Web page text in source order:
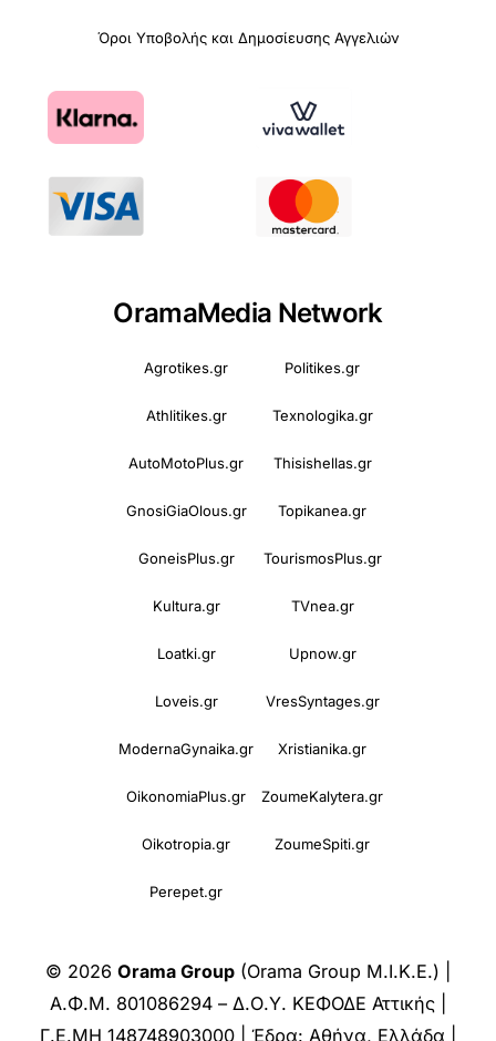
Όροι Υποβολής και Δημοσίευσης Αγγελιών
OramaMedia Network
Agrotikes.gr Politikes.gr
Athlitikes.gr Texnologika.gr
AutoMotoPlus.gr Thisishellas.gr
GnosiGiaOlous.gr Topikanea.gr
GoneisPlus.gr TourismosPlus.gr
Kultura.gr TVnea.gr
Loatki.gr Upnow.gr
Loveis.gr VresSyntages.gr
ModernaGynaika.gr Xristianika.gr
OikonomiaPlus.gr ZoumeKalytera.gr
Oikotropia.gr ZoumeSpiti.gr
Perepet.gr
© 2026 Orama Group (Orama Group Μ.Ι.Κ.Ε.) |
Α.Φ.Μ. 801086294 – Δ.Ο.Υ. ΚΕΦΟΔΕ Αττικής |
Γ.Ε.ΜΗ 148748903000 | Έδρα: Αθήνα, Ελλάδα |